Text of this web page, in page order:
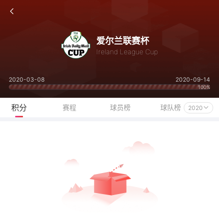
爱尔兰联赛杯
Ireland League Cup
2020-03-08 2020-09-14
100%
积分 赛程 球员榜 球队榜 2020